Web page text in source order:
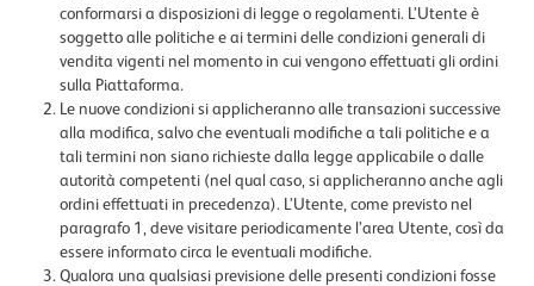
conformarsi a disposizioni di legge o regolamenti. L’Utente è
soggetto alle politiche e ai termini delle condizioni generali di
vendita vigenti nel momento in cui vengono effettuati gli ordini
sulla Piattaforma.
Le nuove condizioni si applicheranno alle transazioni successive
alla modifica, salvo che eventuali modifiche a tali politiche e a
tali termini non siano richieste dalla legge applicabile o dalle
autorità competenti (nel qual caso, si applicheranno anche agli
ordini effettuati in precedenza). L’Utente, come previsto nel
paragrafo 1, deve visitare periodicamente l’area Utente, così da
essere informato circa le eventuali modifiche.
Qualora una qualsiasi previsione delle presenti condizioni fosse